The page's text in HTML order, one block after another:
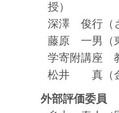
授）
深澤 俊行（
藤原 一男（
学寄附講座
松井 真（金
外部評価委員